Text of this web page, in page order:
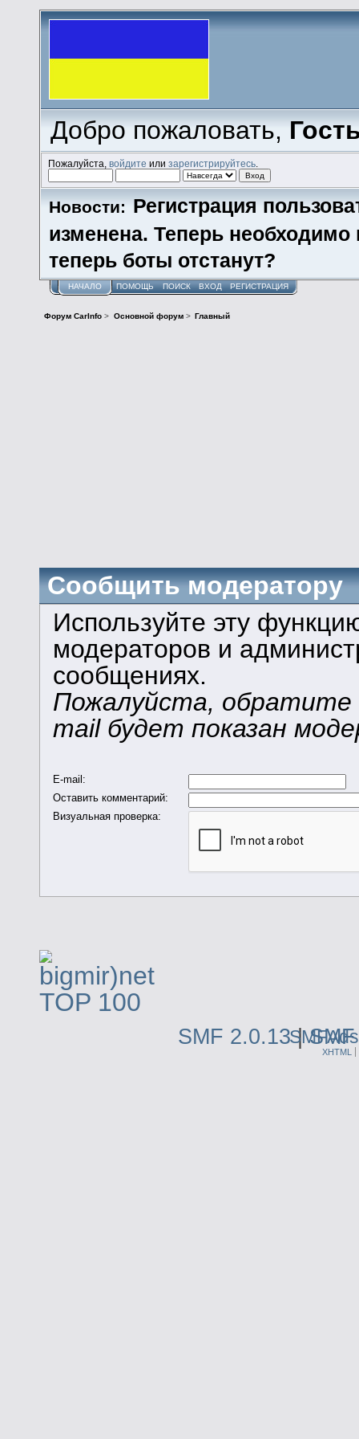
Добро пожаловать,
Пожалуйста,войдите илизарегистрируйтесь
Новости: Регистрация
изменена. Теперь необходимо
теперь боты отстанут?
НАЧАЛО ПОМОЩЬ ПОИСК ВХОД РЕГИСТРАЦИЯ
Форум CarInfo > Основной форум> Главный
Сообщить модератору
Используйте эту
модераторов и
сообщениях.
Пожалуйста,
mail будет показан
E-mail :
Оставить комментарий:
Визуальная проверка:
SMF 2.0.13|
SMFAds
XHTML